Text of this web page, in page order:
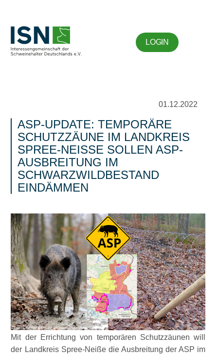
LOGIN
01.12.2022
ASP-UPDATE: TEMPORÄRE
SCHUTZZÄUNE IM LANDKREIS
SPREE-NEISSE SOLLEN ASP-A
USBREITUNG IM S
CHWARZWILDBESTAND E
INDÄMMEN
Mit der Errichtung von temporären Schutzzäunen will
der Landkreis Spree-Neiße die Ausbreitung der ASP im